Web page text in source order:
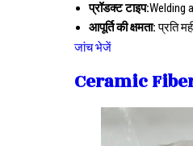
प्रॉडक्ट टाइप:Welding
आपूर्ति की क्षमता:प्रति
जांच भेजें
Ceramic